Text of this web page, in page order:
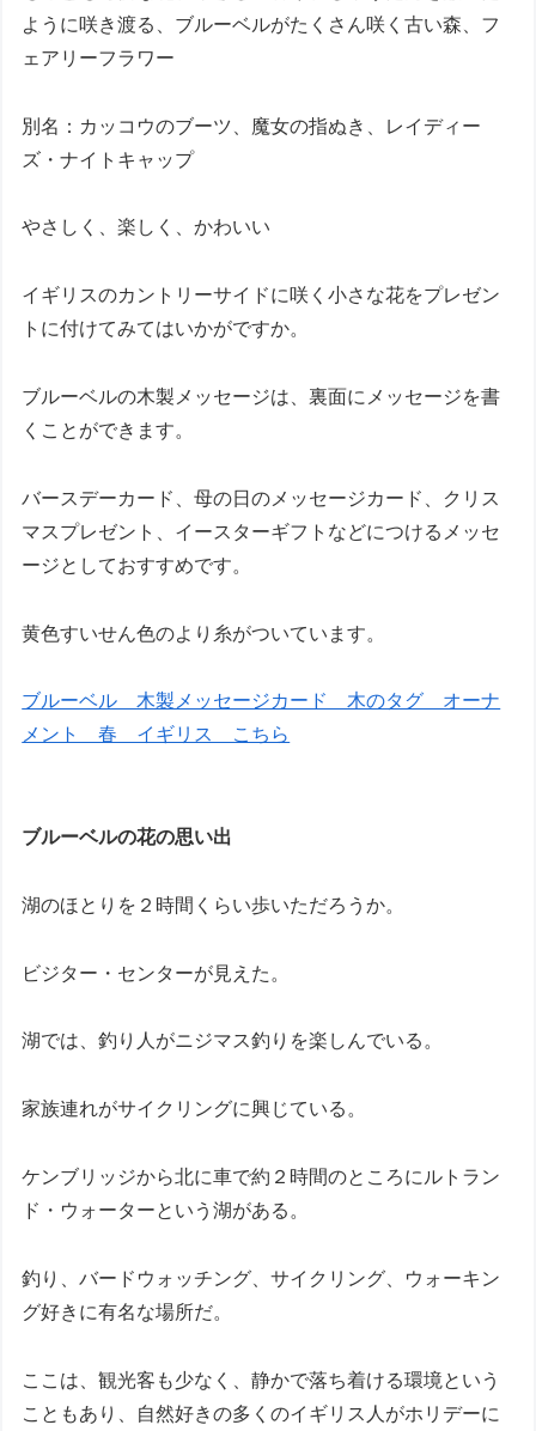
ように咲き渡る、ブルーベルがたくさん咲く古い森、フ
ェアリーフラワー
別名：カッコウのブーツ、魔女の指ぬき、レイディー
ズ・ナイトキャップ
やさしく、楽しく、かわいい
イギリスのカントリーサイドに咲く小さな花をプレゼン
トに付けてみてはいかがですか。
ブルーベルの木製メッセージは、裏面にメッセージを書
くことができます。
バースデーカード、母の日のメッセージカード、クリス
マスプレゼント、イースターギフトなどにつけるメッセ
ージとしておすすめです。
黄色すいせん色のより糸がついています。
ブルーベル 木製メッセージカード 木のタグ オーナ
メント 春 イギリス こちら
ブルーベルの花の思い出
湖のほとりを２時間くらい歩いただろうか。
ビジター・センターが見えた。
湖では、釣り人がニジマス釣りを楽しんでいる。
家族連れがサイクリングに興じている。
ケンブリッジから北に車で約２時間のところにルトラン
ド・ウォーターという湖がある。
釣り、バードウォッチング、サイクリング、ウォーキン
グ好きに有名な場所だ。
ここは、観光客も少なく、静かで落ち着ける環境という
こともあり、自然好きの多くのイギリス人がホリデーに